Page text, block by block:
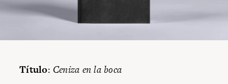
Título: Ceniza en la boca